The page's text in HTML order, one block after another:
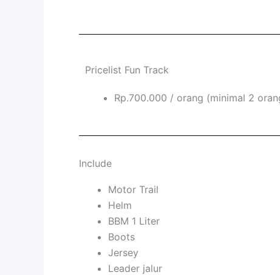
Pricelist Fun Track
Rp.700.000 / orang (minimal 2
Include
Motor Trail
Helm
BBM 1 Liter
Boots
Jersey
Leader jalur